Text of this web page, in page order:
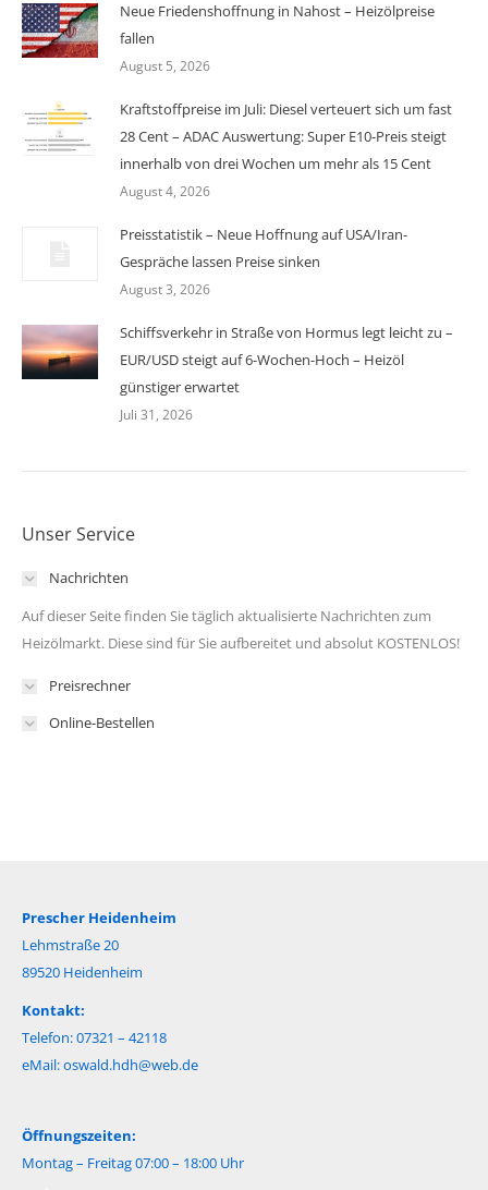
Neue Friedenshoffnung in Nahost – Heizölpreise
fallen
August 5, 2026
Kraftstoffpreise im Juli: Diesel verteuert sich um fast
28 Cent – ADAC Auswertung: Super E10-Preis steigt
innerhalb von drei Wochen um mehr als 15 Cent
August 4, 2026
Preisstatistik – Neue Hoffnung auf USA/Iran-
Gespräche lassen Preise sinken
August 3, 2026
Schiffsverkehr in Straße von Hormus legt leicht zu –
EUR/USD steigt auf 6-Wochen-Hoch – Heizöl
günstiger erwartet
Juli 31, 2026
Unser Service
Nachrichten
Auf dieser Seite finden Sie täglich aktualisierte Nachrichten zum
Heizölmarkt. Diese sind für Sie aufbereitet und absolut KOSTENLOS!
Preisrechner
Online-Bestellen
Prescher Heidenheim
Lehmstraße 20
89520 Heidenheim
Kontakt:
Telefon: 07321 – 42118
eMail:oswald.hdh@web.de
Öffnungszeiten:
Montag – Freitag 07:00 – 18:00 Uhr